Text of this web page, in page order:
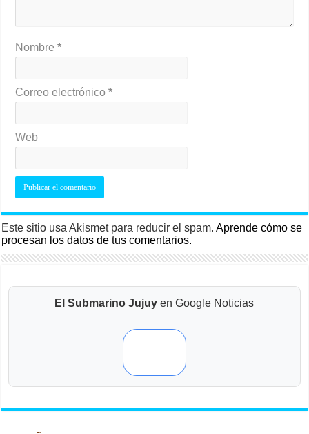
Nombre*
Correo electrónico*
Web
Este sitio usa Akismet para reducir el spam.Aprende cómo se
procesan los datos de tus comentarios.
El Submarino Jujuy en Google Noticias